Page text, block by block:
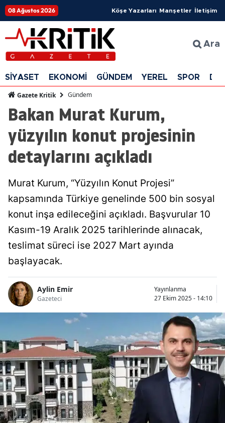
08 Ağustos 2026 Köşe Yazarları Manşetler İletişim
Ara
SİYASET EKONOMİ GÜNDEM YEREL SPOR
Gazete Kritik Gündem
Bakan Murat Kurum,
yüzyılın konut projesinin
detaylarını açıkladı
Murat Kurum, “Yüzyılın Konut Projesi”
kapsamında Türkiye genelinde 500 bin sosyal
konut inşa edileceğini açıkladı. Başvurular 10
Kasım-19 Aralık 2025 tarihlerinde alınacak,
teslimat süreci ise 2027 Mart ayında
başlayacak.
Aylin Emir
Gazeteci
Yayınlanma
27 Ekim 2025 - 14:10